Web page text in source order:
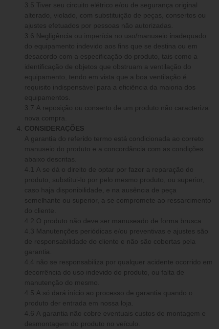
3.5 Tiver seu circuito elétrico e/ou de segurança original
alterado, violado, com substituição de peças, consertos ou
ajustes efetuados por pessoas não autorizadas.
3.6 Negligência ou imperícia no uso/manuseio inadequado
do equipamento indevido aos fins que se destina ou em
desacordo com a especificação do produto, tais como a
identificação de objetos que obstruam a ventilação do
equipamento, tendo em vista que a boa ventilação é
requisito indispensável para a eficiência da maioria dos
equipamentos.
3.7 A reposição ou conserto de um produto não caracteriza
nova compra.
CONSIDERAÇÕES
A garantia do referido termo está condicionada ao correto
manuseio do produto e a concordância com as condições
abaixo descritas.
4.1 A se dá o direito de optar por fazer a reparação do
produto, substitui-lo por pelo mesmo produto, ou superior,
caso haja disponibilidade, e na ausência de peça
semelhante ou superior, a se compromete ao ressarcimento
do cliente.
4.2 O produto não deve ser manuseado de forma brusca.
4.3 Manutenções periódicas e/ou preventivas e ajustes são
de responsabilidade do cliente e não são cobertas pela
garantia.
4.4 não se responsabiliza por qualquer acidente ocorrido em
decorrência do uso indevido do produto, ou falta de
manutenção do mesmo.
4.5 A só dará início ao processo de garantia quando o
produto der entrada em nossa loja.
4.6 A garantia não cobre eventuais custos de montagem e
desmontagem do produto no veículo.